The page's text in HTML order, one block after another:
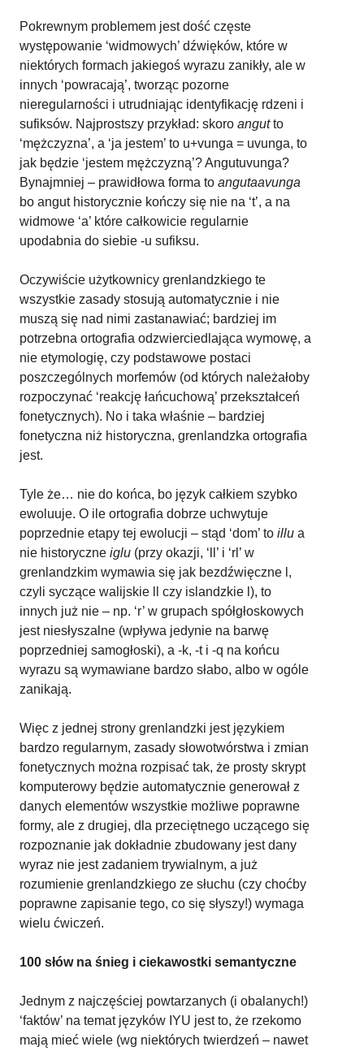
Pokrewnym problemem jest dość częste
występowanie ‘widmowych’ dźwięków, które w
niektórych formach jakiegoś wyrazu zanikły, ale w
innych ‘powracają’, tworząc pozorne
nieregularności i utrudniając identyfikację rdzeni i
sufiksów. Najprostszy przykład: skoro angutto
‘mężczyzna’, a ‘ja jestem’ to u+vunga = uvunga, to
jak będzie ‘jestem mężczyzną’? Angutuvunga?
Bynajmniej – prawidłowa forma to angutaavunga
bo angut historycznie kończy się nie na ‘t’, a na
widmowe ‘a’ które całkowicie regularnie
upodabnia do siebie -u sufiksu.
Oczywiście użytkownicy grenlandzkiego te
wszystkie zasady stosują automatycznie i nie
muszą się nad nimi zastanawiać; bardziej im
potrzebna ortografia odzwierciedlająca wymowę, a
nie etymologię, czy podstawowe postaci
poszczególnych morfemów (od których należałoby
rozpoczynać ‘reakcję łańcuchową’ przekształceń
fonetycznych). No i taka właśnie – bardziej
fonetyczna niż historyczna, grenlandzka ortografia
jest.
Tyle że… nie do końca, bo język całkiem szybko
ewoluuje. O ile ortografia dobrze uchwytuje
poprzednie etapy tej ewolucji – stąd ‘dom’ to illu a
nie historyczne iglu (przy okazji, ‘ll’ i ‘rl’ w
grenlandzkim wymawia się jak bezdźwięczne l,
czyli syczące walijskie ll czy islandzkie l), to
innych już nie – np. ‘r’ w grupach spółgłoskowych
jest niesłyszalne (wpływa jedynie na barwę
poprzedniej samogłoski), a -k, -t i -q na końcu
wyrazu są wymawiane bardzo słabo, albo w ogóle
zanikają.
Więc z jednej strony grenlandzki jest językiem
bardzo regularnym, zasady słowotwórstwa i zmian
fonetycznych można rozpisać tak, że prosty skrypt
komputerowy będzie automatycznie generował z
danych elementów wszystkie możliwe poprawne
formy, ale z drugiej, dla przeciętnego uczącego się
rozpoznanie jak dokładnie zbudowany jest dany
wyraz nie jest zadaniem trywialnym, a już
rozumienie grenlandzkiego ze słuchu (czy choćby
poprawne zapisanie tego, co się słyszy!) wymaga
wielu ćwiczeń.
100 słów na śnieg i ciekawostki semantyczne
Jednym z najczęściej powtarzanych (i obalanych!)
‘faktów’ na temat języków IYU jest to, że rzekomo
mają mieć wiele (wg niektórych twierdzeń – nawet